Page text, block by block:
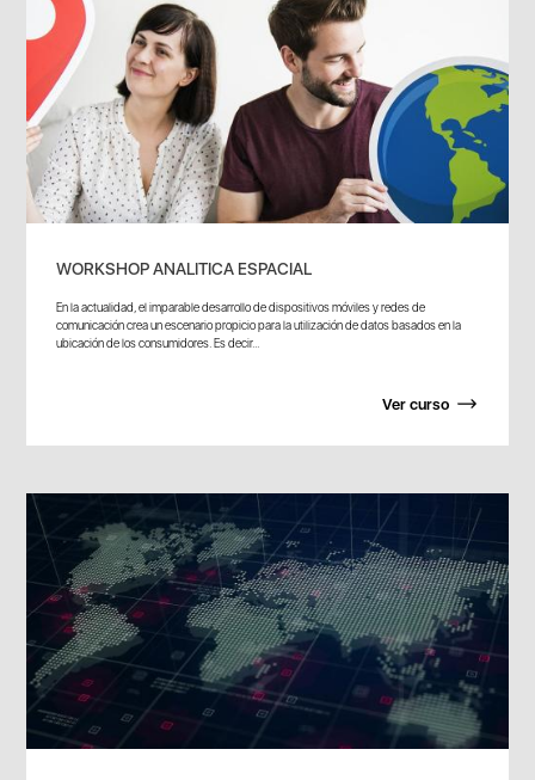
WORKSHOP ANALITICA ESPACIAL
En la actualidad, el imparable desarrollo de dispositivos móviles y redes de
comunicación crea un escenario propicio para la utilización de datos basados en la
ubicación de los consumidores. Es decir...
Ver curso